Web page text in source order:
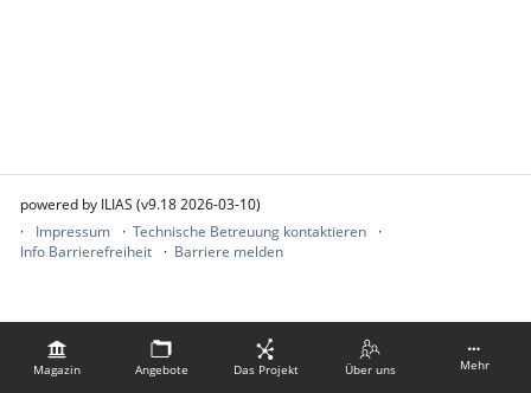
Magazin Angebote Das Projekt Über uns Mehr
powered by ILIAS (v9.18 2026-03-10)
Impressum
Technische Betreuung kontaktieren
Info Barrierefreiheit
Barriere melden